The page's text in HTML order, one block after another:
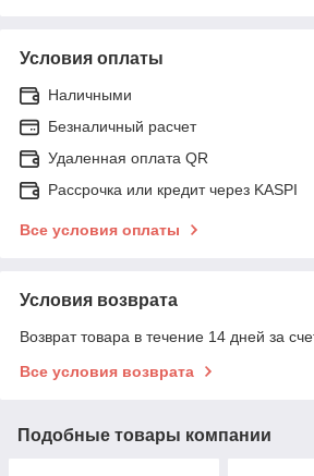
Условия оплаты
Наличными
Безналичный расчет
Удаленная оплата QR
Рассрочка или кредит через KASPI
Все условия оплаты
Условия возврата
Возврат товара в течение 14 дней за
Все условия возврата
Подобные товары компании